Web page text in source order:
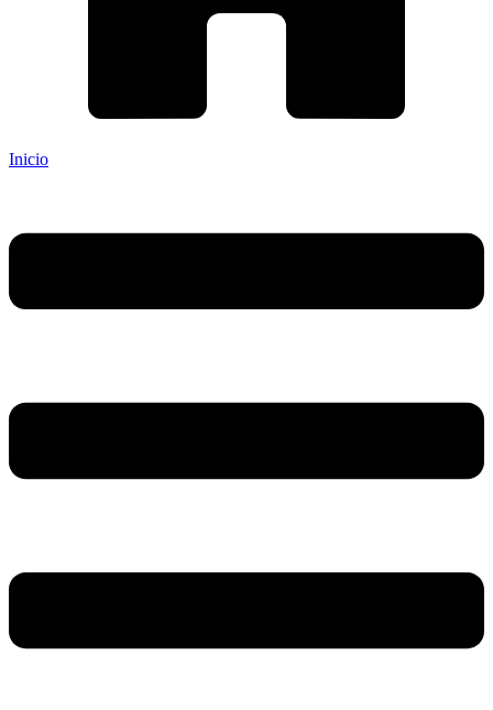
Inicio